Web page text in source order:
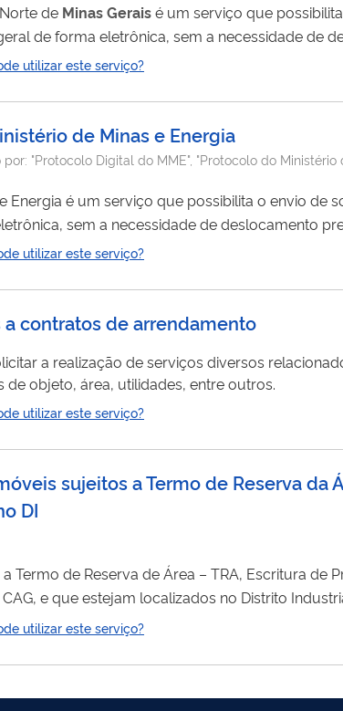
de MinasGeraisé um serviço que
de forma eletrônica, sem a necessidade de
Para
o Sistema Acadêmico Cajuí (https://
utilizar este serviço?
de Minas e Energia
por: "Protocolo Digital do MME", "Protocolo do Ministério
e Energia é um serviço que possibilita o envio de
sem a necessidade de deslocamento
utilizar este serviço?
contratos de arrendamento
a realização de serviços diversos
objeto, área, utilidades, entre outros.
utilizar este serviço?
sujeitos a Termo de Reserva da
DI
de Reserva de Área – TRA, Escritura de
CAG, e que estejam localizados no Distrito
atendidos os requisitos estabelecidos na seção
utilizar este serviço?